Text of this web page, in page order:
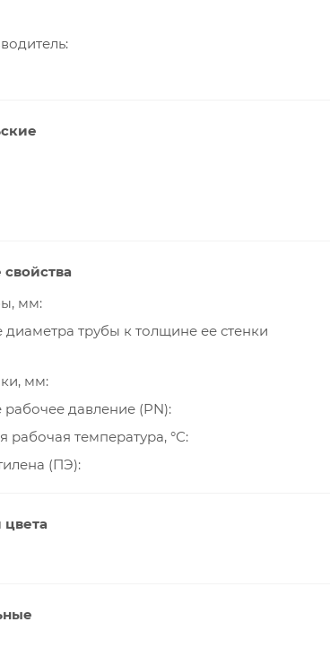
мм
трубы к толщине ее стенки
мм
давление (PN)
рабочая температура, °С
(ПЭ)